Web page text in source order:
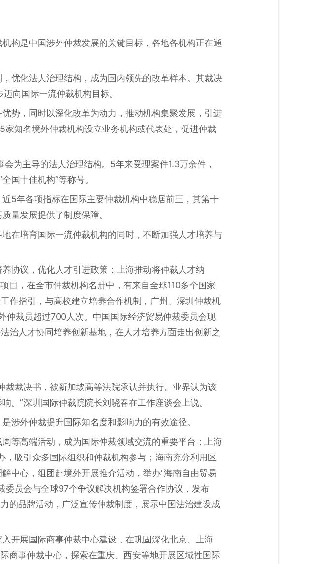
构是中国涉外仲裁发展的关键目标，各地各机构正在通
优化法人治理结构，成为国内领先的改革样本。其裁决
向国际一流仲裁机构目标。
势，同时以深化改革为动力，推动机构集聚发展，引进
知名境外仲裁机构设立业务机构或代表处，促进仲裁
为主导的法人治理结构。5年来受理案件1.3万余件，
国十佳机构”等称号。
5年各项指标在国际主要仲裁机构中稳居前三，其第十
量发展提供了制度保障。
在培育国际一流仲裁机构的同时，不断加强人才培养与
协议，优化人才引进政策；上海推动将仲裁人才纳
目，在全市仲裁机构名册中，有来自全球110多个国家
作指引，与高校建立培养合作机制，广州、深圳仲裁机
裁员超过700人次。中国国际经济贸易仲裁委员会现
治人才协同培养创新基地，在人才培养方面走出创新之
裁裁决书，被新加坡高等法院承认并执行。业界认为该
。”深圳国际仲裁院院长刘晓春在工作座谈会上说。
涉外仲裁提升国际知名度和影响力的有效途径。
等高端活动，成为国际仲裁领域交流的重要平台；上海
吸引众多国际组织和仲裁机构参与；海南充分利用区
中心，组团赴境外开展推介活动，举办“海南自由贸易
委员会与全球97个争议解决机构签署合作协议，发布
的品牌活动，广泛宣传仲裁制度，展示中国法治建设成
开展国际商事仲裁中心建设，在巩固深化北京、上海
商事仲裁中心，探索在重庆、西安等地开展区域性国际